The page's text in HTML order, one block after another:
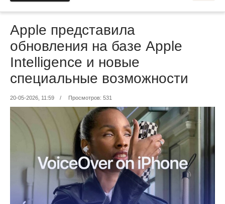
Apple представила
обновления на базе Apple
Intelligence и новые
специальные возможности
20-05-2026, 11:59 / Просмотров: 531